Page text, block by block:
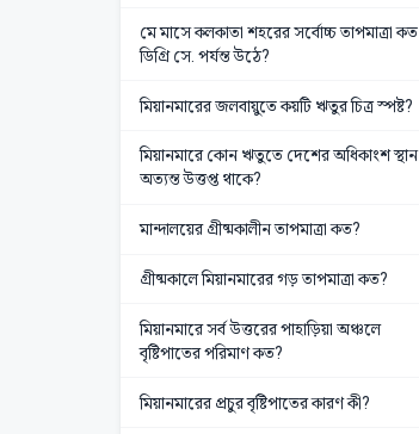
মে মাসে কলকাতা শহরের সর্বোচ্চ তাপমাত্রা কত
ডিগ্রি সে. পর্যন্ত উঠে?
মিয়ানমারের জলবায়ুতে কয়টি ঋতুর চিত্র স্পষ্ট?
মিয়ানমারে কোন ঋতুতে দেশের অধিকাংশ স্থান
অত্যন্ত উত্তপ্ত থাকে?
মান্দালয়ের গ্রীষ্মকালীন তাপমাত্রা কত?
গ্রীষ্মকালে মিয়ানমারের গড় তাপমাত্রা কত?
মিয়ানমারে সর্ব উত্তরের পাহাড়িয়া অঞ্চলে
বৃষ্টিপাতের পরিমাণ কত?
মিয়ানমারের প্রচুর বৃষ্টিপাতের কারণ কী?